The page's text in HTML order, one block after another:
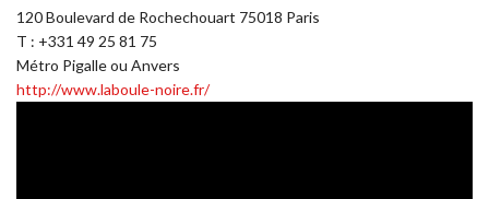
120 Boulevard de Rochechouart 75018 Paris
T : +331 49 25 81 75
Métro Pigalle ou Anvers
http://www.laboule-noire.fr/